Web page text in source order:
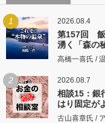
1 2026.08.4
第157回 飯
湧く「森の
高橋一喜氏 /
2 2026.08.7
相談15：銀
はり固定が
古山喜章氏 /